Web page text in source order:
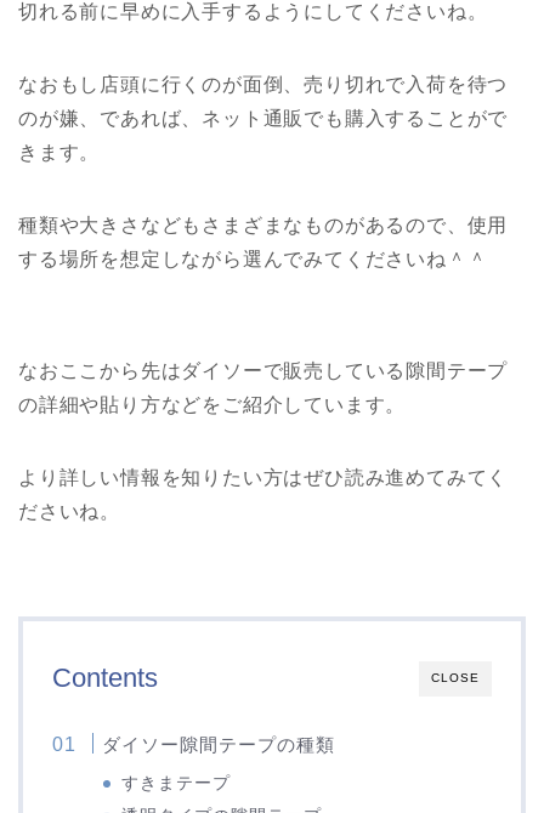
切れる前に早めに入手するようにしてくださいね。
なおもし店頭に行くのが面倒、売り切れで入荷を待つ
のが嫌、であれば、ネット通販でも購入することがで
きます。
種類や大きさなどもさまざまなものがあるので、使用
する場所を想定しながら選んでみてくださいね＾＾
なおここから先はダイソーで販売している隙間テープ
の詳細や貼り方などをご紹介しています。
より詳しい情報を知りたい方はぜひ読み進めてみてく
ださいね。
CLOSE
Contents
ダイソー隙間テープの種類
すきまテープ